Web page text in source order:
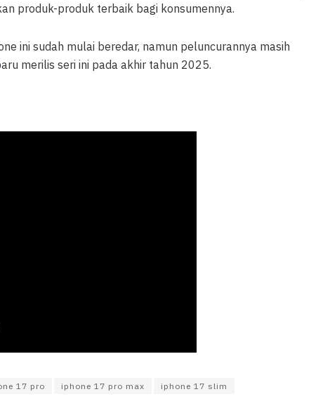
produk-produk terbaik bagi konsumennya.
ini sudah mulai beredar, namun peluncurannya masih
merilis seri ini pada akhir tahun 2025.
17 pro iphone 17 pro max iphone 17 slim